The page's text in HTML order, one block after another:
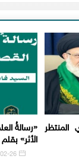
«رسالةُ
الأثر»
26
المنتظر